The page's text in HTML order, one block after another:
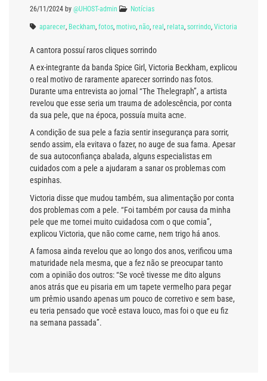
26/11/2024 by @UHOST-admin Notícias
aparecer Beckham fotos motivo não real relata sorrindo Victoria
A cantora possuí raros cliques sorrindo
A ex-integrante da banda Spice Girl, Victoria Beckham, explicou
o real motivo de raramente aparecer sorrindo nas fotos.
Durante uma entrevista ao jornal “The Thelegraph”, a artista
revelou que esse seria um trauma de adolescência, por conta
da sua pele, que na época, possuía muita acne.
A condição de sua pele a fazia sentir insegurança para sorrir,
sendo assim, ela evitava o fazer, no auge de sua fama. Apesar
de sua autoconfiança abalada, alguns especialistas em
cuidados com a pele a ajudaram a sanar os problemas com
espinhas.
Victoria disse que mudou também, sua alimentação por conta
dos problemas com a pele. “Foi também por causa da minha
pele que me tornei muito cuidadosa com o que comia”,
explicou Victoria, que não come carne, nem trigo há anos.
A famosa ainda revelou que ao longo dos anos, verificou uma
maturidade nela mesma, que a fez não se preocupar tanto
com a opinião dos outros: “Se você tivesse me dito alguns
anos atrás que eu pisaria em um tapete vermelho para pegar
um prêmio usando apenas um pouco de corretivo e sem base,
eu teria pensado que você estava louco, mas foi o que eu fiz
na semana passada”.